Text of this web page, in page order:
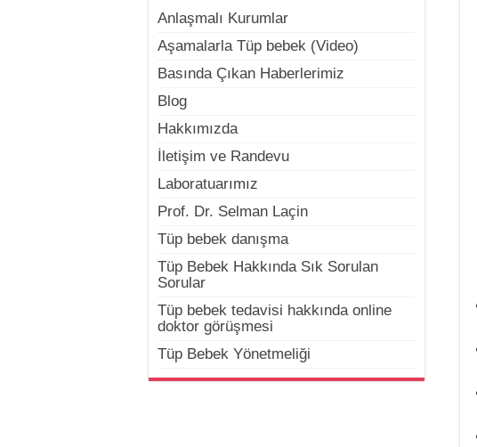
Anlaşmalı Kurumlar
Aşamalarla Tüp bebek (Video)
Basında Çıkan Haberlerimiz
Blog
Hakkımızda
İletişim ve Randevu
Laboratuarımız
Prof. Dr. Selman Laçin
Tüp bebek danışma
Tüp Bebek Hakkında Sık Sorulan
Sorular
Tüp bebek tedavisi hakkında online
doktor görüşmesi
Tüp Bebek Yönetmeliği